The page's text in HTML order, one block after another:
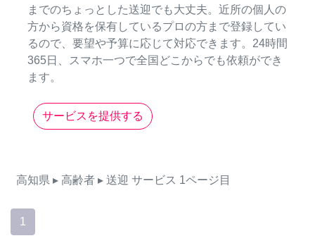
までのちょっとした送迎でも大丈夫。近所の個人の
方から資格を保有しているプロの方まで登録してい
るので、要望や予算に応じて対応できます。24時間
365日、スマホ一つで全国どこからでも依頼ができ
ます。
サービスを提供する
高知県 ▸ 高齢者 ▸ 送迎 サービス 1ページ目
1